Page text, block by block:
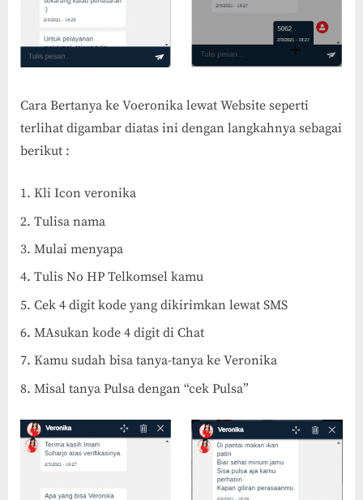
Cara Bertanya ke Voeronika lewat Website seperti
terlihat digambar diatas ini dengan langkahnya sebagai
berikut :
Kli Icon veronika
Tulisa nama
Mulai menyapa
Tulis No HP Telkomsel kamu
Cek 4 digit kode yang dikirimkan lewat SMS
MAsukan kode 4 digit di Chat
Kamu sudah bisa tanya-tanya ke Veronika
Misal tanya Pulsa dengan “cek Pulsa”